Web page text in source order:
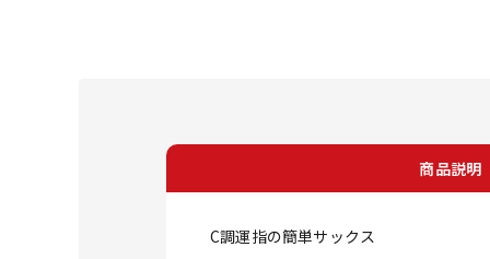
商品説明
C調運指の簡単サックス